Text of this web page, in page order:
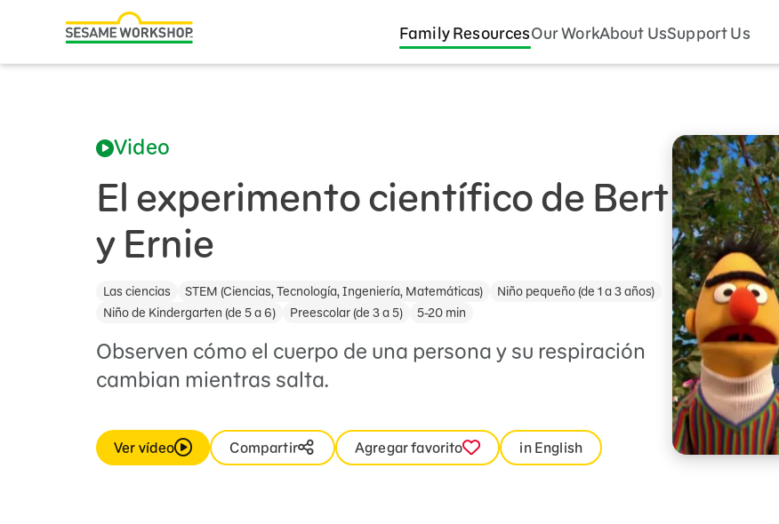
Family ResourcesOur WorkAbout UsSupport Us
Family Resources
Healthy Minds and Bodies
Courses and Webinars
Games and Storybooks
Video
El experimento científico de Bert
y Ernie
Las ciencias STEM (Ciencias, Tecnología, Ingeniería, Matemáticas)
Niño pequeño (de 1 a 3 años)
Niño de Kindergarten (de 5 a 6)
Preescolar (de 3 a 5) 5-20 min
Observen cómo el cuerpo de una persona y su respiración
cambian mientras salta.
Ver vídeo Compartir Agregar favorito in English